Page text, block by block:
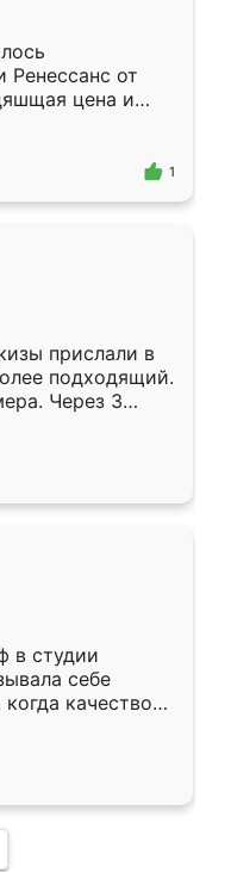
Ренессанс от
цена и
Приехавший
самый
1
прислали в
подходящий.
Через 3
Остались
Ренессанс
в студии
себе
качеством
уже почти